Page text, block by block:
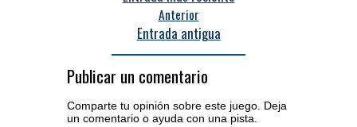
Anterior
Entrada antigua
Publicar un comentario
Comparte tu opinión sobre este juego. Deja
un comentario o ayuda con una pista.